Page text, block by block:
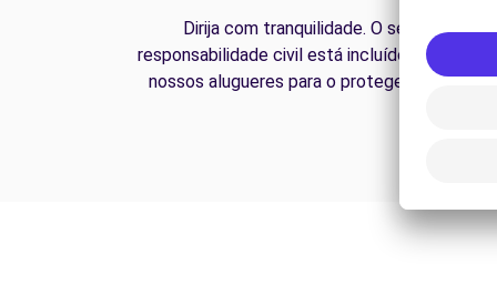
Dirija com tranquilidade. O seguro de
responsabilidade civil está incluído em todos
nossos alugueres para o proteger na